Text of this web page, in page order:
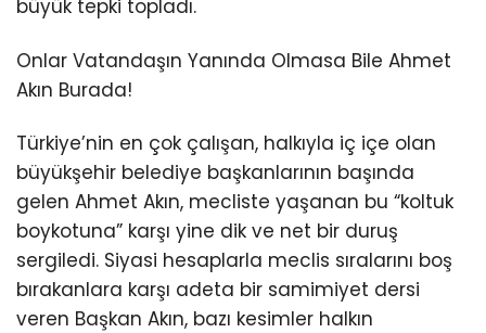
büyük tepki topladı.
Onlar Vatandaşın Yanında Olmasa Bile Ahmet
Akın Burada!
Türkiye’nin en çok çalışan, halkıyla iç içe olan
büyükşehir belediye başkanlarının başında
gelen Ahmet Akın, mecliste yaşanan bu “koltuk
boykotuna” karşı yine dik ve net bir duruş
sergiledi. Siyasi hesaplarla meclis sıralarını boş
bırakanlara karşı adeta bir samimiyet dersi
veren Başkan Akın, bazı kesimler halkın